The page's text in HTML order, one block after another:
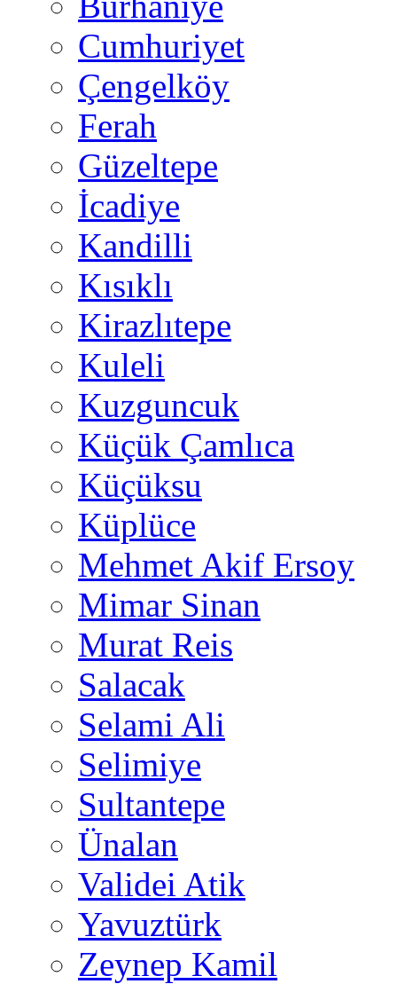
Cumhuriyet
Çengelköy
Ferah
Güzeltepe
İcadiye
Kandilli
Kısıklı
Kirazlıtepe
Kuleli
Kuzguncuk
Küçük Çamlıca
Küçüksu
Küplüce
Mehmet Akif Ersoy
Mimar Sinan
Murat Reis
Salacak
Selami Ali
Selimiye
Sultantepe
Ünalan
Validei Atik
Yavuztürk
Zeynep Kamil